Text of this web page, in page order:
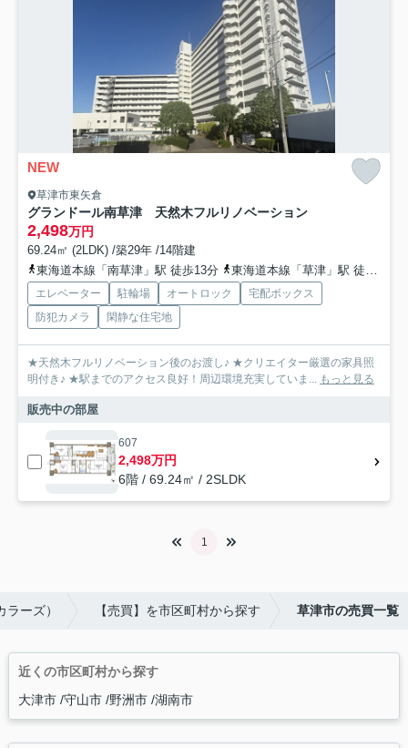
NEW
草津市東矢倉
グランドール南草津 天然木フルリノベーション
2,498万円
69.24㎡ (2LDK) /築29年 /14階建
東海道本線「南草津」駅 徒歩13分
東海道本線「草津」駅 徒歩41分
エレベーター 駐輪場 オートロック
宅配ボックス
防犯カメラ
閑静な住宅地
★天然木フルリノベーション後のお渡し♪ ★クリエイター厳選の家具照
明付き♪ ★駅までのアクセス良好！周辺環境充実していま... もっと見る
販売中の部屋
607
2,498万円
6階 / 69.24㎡ / 2SLDK
1
ーズ） 【売買】を市区町村から探す 草津市の売買一覧
近くの市区町村から探す
大津市 守山市 野洲市 湖南市